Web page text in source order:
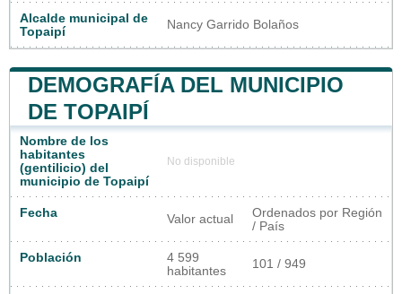
Alcalde municipal de
Topaipí
Nancy Garrido Bolaños
DEMOGRAFÍA DEL MUNICIPIO
DE TOPAIPÍ
Nombre de los
habitantes
(gentilicio) del
municipio de Topaipí
No disponible
Fecha Valor actual
Ordenados por Región
/ País
Población
4 599
habitantes
101 / 949